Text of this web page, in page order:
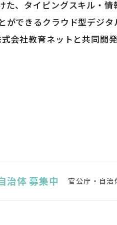
た、タイピングスキル・情
ができるクラウド型デジタ
式会社教育ネットと共同開発
治体 募集中 官公庁・自治